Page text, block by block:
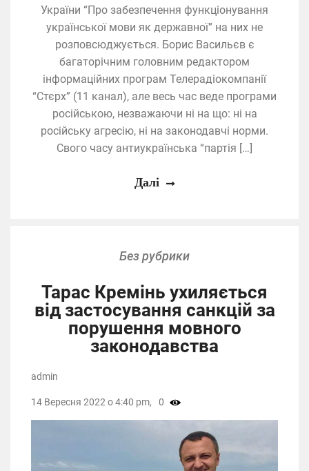
України “Про забезпечення функціонування
української мови як державної” на них не
розповсюджується. Борис Васильєв є
багаторічним головним редактором
інформаційних програм Телерадіокомпанії
“Стєрх” (11 канал), але весь час веде програми
російською, незважаючи ні на що: ні на
російську агресію, ні на законодавчі норми.
Свого часу антиукраїнська “партія […]
Далі
Без рубрики
Тарас Кремінь ухиляється
від застосування санкцій за
порушення мовного
законодавства
admin
14 Вересня 2022 о 4:40 pm, 0